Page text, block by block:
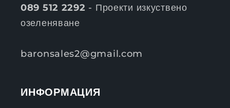
089 512 2292 - Проекти изкуствено
озеленяване
baronsales2@gmail.com
ИНФОРМАЦИЯ